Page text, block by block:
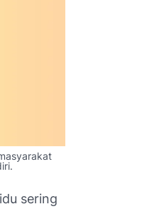
sering